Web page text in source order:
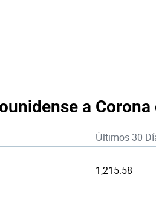
a
Últimos 30
1,215.58